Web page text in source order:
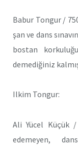
Babur Tongur /
şan ve dans
bostan
demediğiniz
Ilkim Tongur:
Ali Yücel Küçük
edemeyen,